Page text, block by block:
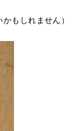
もしれません）